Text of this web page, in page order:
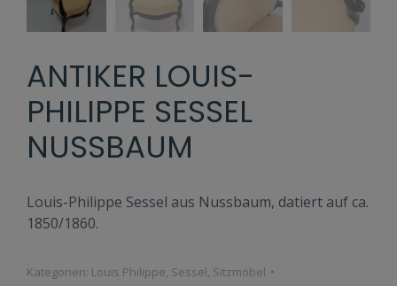
ANTIKER LOUIS-
PHILIPPE SESSEL
NUSSBAUM
Louis-Philippe Sessel aus Nussbaum, datiert auf ca.
1850/1860.
Kategorien: Louis Philippe, Sessel, Sitzmöbel